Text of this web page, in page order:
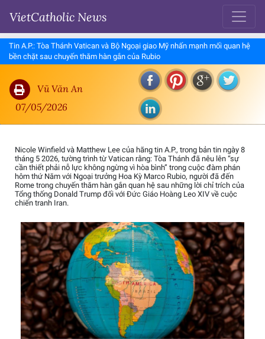
VietCatholic News
Tin A.P.: Tòa Thánh Vatican và Bộ Ngoại giao Mỹ nhấn mạnh mối quan hệ
bền chặt sau chuyến thăm hàn gắn của Rubio
Vũ Văn An
07/05/2026
Nicole Winfield và Matthew Lee của hãng tin A.P., trong bản tin ngày 8
tháng 5 2026, tường trình từ Vatican rằng: Tòa Thánh đã nêu lên “sự
cần thiết phải nỗ lực không ngừng vì hòa bình” trong cuộc đàm phán
hôm thứ Năm với Ngoại trưởng Hoa Kỳ Marco Rubio, người đã đến
Rome trong chuyến thăm hàn gắn quan hệ sau những lời chỉ trích của
Tổng thống Donald Trump đối với Đức Giáo Hoàng Leo XIV về cuộc
chiến tranh Iran.